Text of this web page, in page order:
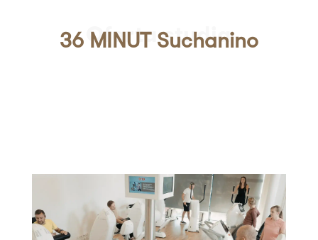
Oferta studia
36 MINUT Suchanino